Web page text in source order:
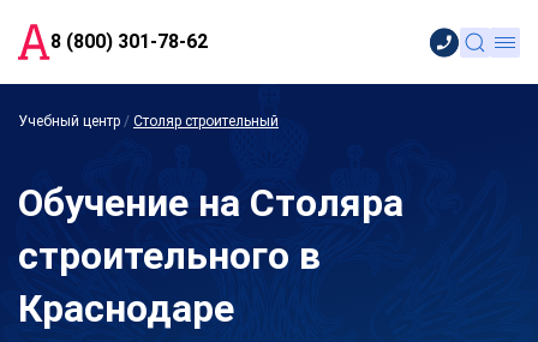
8 (800) 301-78-62
Учебный центр / Столяр строительный
Обучение на Столяра
строительного в
Краснодаре